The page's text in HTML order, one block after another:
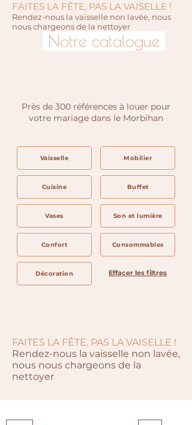
FAITES LA FÊTE, PAS LA VAISELLE !
Rendez-nous la vaisselle non lavée, nous
nous chargeons de la nettoyer
Notre catalogue
Près de 300 références à louer pour
votre mariage dans le Morbihan
Vaisselle
Cuisine
Vases
Confort
Décoration
Mobilier
Buffet
Son et lumière
Consommables
Effacer les filtres
FAITES LA FÊTE, PAS LA VAISELLE !
Rendez-nous la vaisselle non lavée,
nous nous chargeons de la
nettoyer